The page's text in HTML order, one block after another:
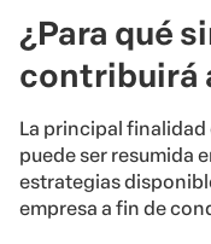
¿Para qué
contribuirá
La principal
puede ser resumida
estrategias
empresa a fin de